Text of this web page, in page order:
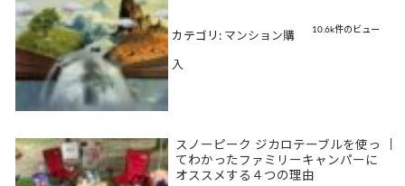
10.6k件のビュー
カテゴリ: マンション購
入
スノーピーク ジカロテーブルを使っ
てわかったファミリーキャンパーに
オススメする４つの理由